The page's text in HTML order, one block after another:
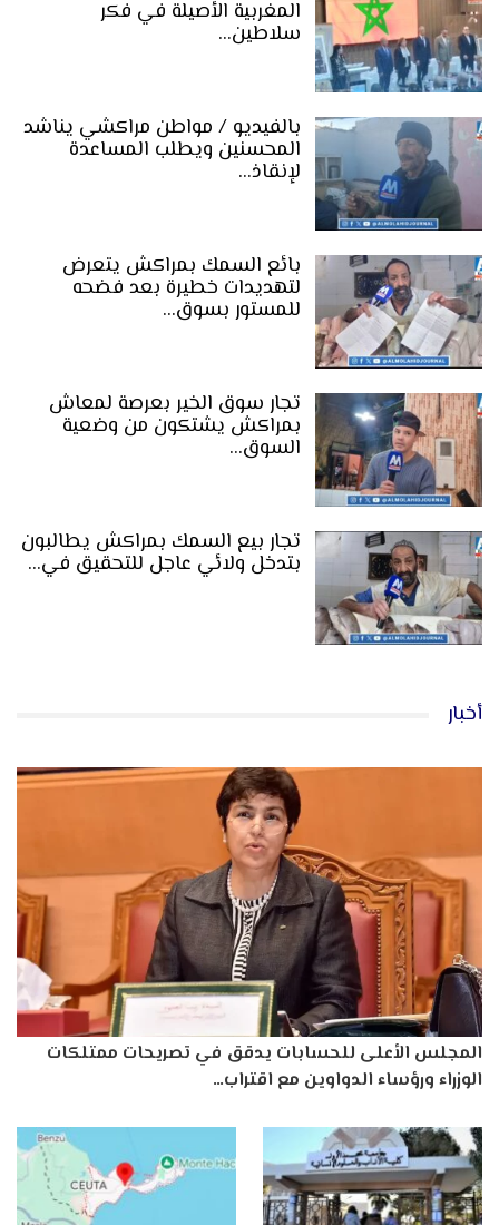
المغربية الأصيلة في فكر
سلاطين…
بالفيديو / مواطن مراكشي يناشد
المحسنين ويطلب المساعدة
لإنقاذ…
بائع السمك بمراكش يتعرض
لتهديدات خطيرة بعد فضحه
للمستور بسوق…
تجار سوق الخير بعرصة لمعاش
بمراكش يشتكون من وضعية
السوق…
تجار بيع السمك بمراكش يطالبون
بتدخل ولائي عاجل للتحقيق في…
أخبار
المجلس الأعلى للحسابات يدقق في تصريحات ممتلكات
الوزراء ورؤساء الدواوين مع اقتراب…